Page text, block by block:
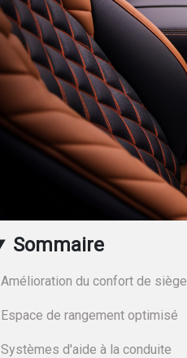
Sommaire
Amélioration du confort de siège
Espace de rangement optimisé
Systèmes d'aide à la conduite